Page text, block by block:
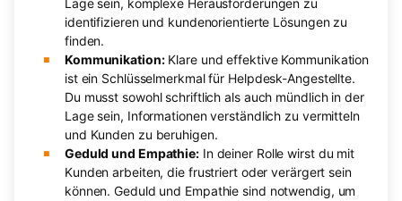
Lage sein, komplexe Herausforderungen zu
identifizieren und kundenorientierte Lösungen zu
finden.
Kommunikation:Klare und effektive Kommunikation
ist ein Schlüsselmerkmal für Helpdesk-Angestellte.
Du musst sowohl schriftlich als auch mündlich in der
Lage sein, Informationen verständlich zu vermitteln
und Kunden zu beruhigen.
Geduld und Empathie:In deiner Rolle wirst du mit
Kunden arbeiten, die frustriert oder verärgert sein
können. Geduld und Empathie sind notwendig, um